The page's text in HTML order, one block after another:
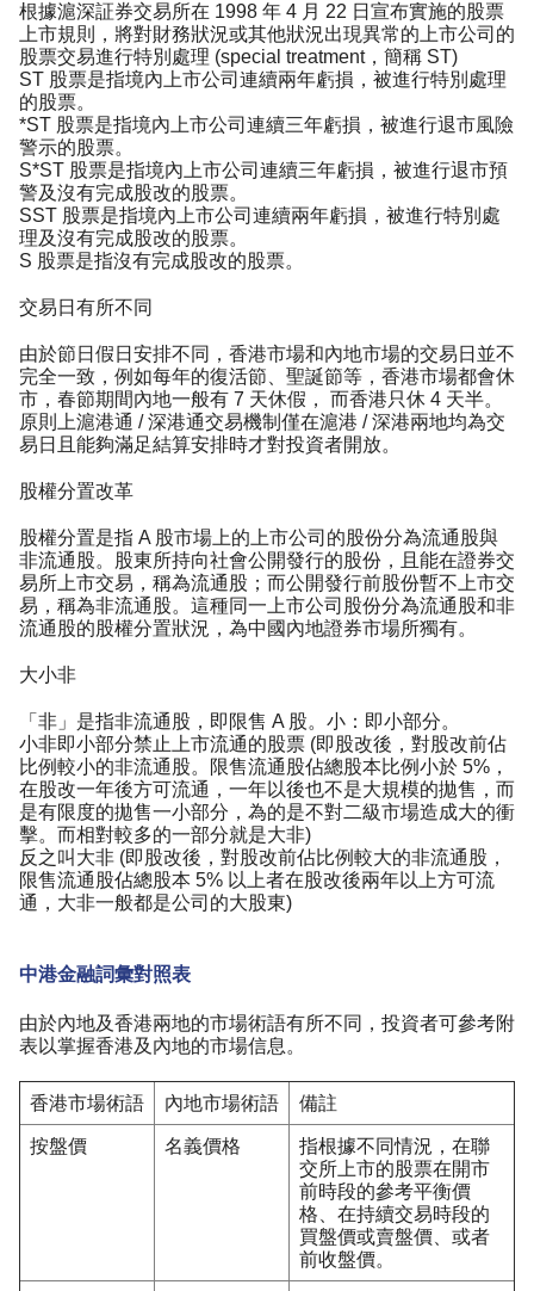
根據滬深証券交易所在 1998 年 4 月 22 日宣布實施的股票
上市規則，將對財務狀況或其他狀況出現異常的上市公司的
股票交易進行特別處理 (special treatment，簡稱 ST)
ST 股票是指境內上市公司連續兩年虧損，被進行特別處理
的股票。
*ST 股票是指境內上市公司連續三年虧損，被進行退市風險
警示的股票。
S*ST 股票是指境內上市公司連續三年虧損，被進行退市預
警及沒有完成股改的股票。
SST 股票是指境內上市公司連續兩年虧損，被進行特別處
理及沒有完成股改的股票。
S 股票是指沒有完成股改的股票。
交易日有所不同
由於節日假日安排不同，香港市場和內地市場的交易日並不
完全一致，例如每年的復活節、聖誕節等，香港市場都會休
市，春節期間內地一般有 7 天休假， 而香港只休 4 天半。
原則上滬港通 / 深港通交易機制僅在滬港 / 深港兩地均為交
易日且能夠滿足結算安排時才對投資者開放。
股權分置改革
股權分置是指 A 股市場上的上市公司的股份分為流通股與
非流通股。股東所持向社會公開發行的股份，且能在證券交
易所上市交易，稱為流通股；而公開發行前股份暫不上市交
易，稱為非流通股。這種同一上市公司股份分為流通股和非
流通股的股權分置狀況，為中國內地證券市場所獨有。
大小非
「非」是指非流通股，即限售 A 股。小：即小部分。
小非即小部分禁止上市流通的股票 (即股改後，對股改前佔
比例較小的非流通股。限售流通股佔總股本比例小於 5%，
在股改一年後方可流通，一年以後也不是大規模的拋售，而
是有限度的拋售一小部分，為的是不對二級市場造成大的衝
擊。而相對較多的一部分就是大非)
反之叫大非 (即股改後，對股改前佔比例較大的非流通股，
限售流通股佔總股本 5% 以上者在股改後兩年以上方可流
通，大非一般都是公司的大股東)
中港金融詞彙對照表
由於內地及香港兩地的市場術語有所不同，投資者可參考附
表以掌握香港及內地的市場信息。
香港市場術語 內地市場術語 備註
按盤價 名義價格
指根據不同情況，在聯
交所上市的股票在開市
前時段的參考平衡價
格、在持續交易時段的
買盤價或賣盤價、或者
前收盤價。